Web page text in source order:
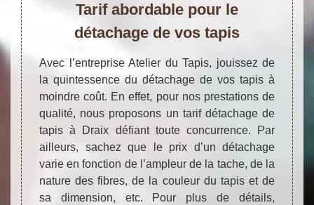
Tarif abordable pour le
détachage de vos tapis
Avec l’entreprise Atelier du Tapis, jouissez de
la quintessence du détachage de vos tapis à
moindre coût. En effet, pour nos prestations de
qualité, nous proposons un tarif détachage de
tapis à Draix défiant toute concurrence. Par
ailleurs, sachez que le prix d’un détachage
varie en fonction de l’ampleur de la tache, de la
nature des fibres, de la couleur du tapis et de
sa dimension, etc. Pour plus de détails,